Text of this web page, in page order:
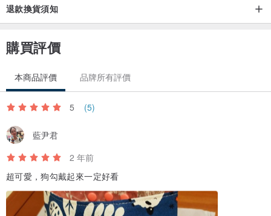
手工名字刺繡，也可以到刺繡樣品區看更多照片喔!
刺繡樣品區連結↓↓↓
【背面花色 / Back】
退款換貨須知
購買評價
本商品評價 品牌所有評價
5 (5)
藍尹君
2 年前
超可愛，狗勾戴起來一定好看